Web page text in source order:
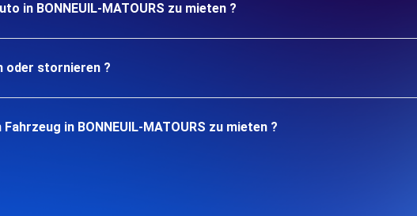
in BONNEUIL-MATOURS zu mieten ?
oder stornieren ?
in BONNEUIL-MATOURS zu mieten ?